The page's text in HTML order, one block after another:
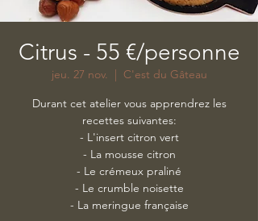
Citrus - 55 €/personne
jeu. 27 nov.
  |
C'est du Gâteau
Durant cet atelier vous apprendrez les
recettes suivantes:
- L'insert citron vert
- La mousse citron
- Le crémeux praliné
- Le crumble noisette
- La meringue française